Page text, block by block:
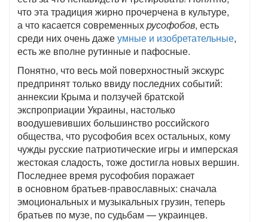
что эта традиция жирно прочерчена в культуре,
а что касается современныхрусофобов, есть
среди них очень дажеумные и изобретательные,
есть же вполне рутинные и пафосные.
Понятно, что весь мой поверхностный экскурс
предпринят только ввиду последних событий:
аннексии Крыма и ползучей братской
экспроприации Украины, настолько
воодушевивших большинство российского
общества, что русофобия всех остальных, кому
чужды русские патриотические игры и имперская
жестокая сладость, тоже достигла новых вершин.
Последнее время русофобия поражает
в основном братьев-православных: сначала
эмоциональных и музыкальных грузин, теперь
братьев по музе, по судьбам — украинцев.